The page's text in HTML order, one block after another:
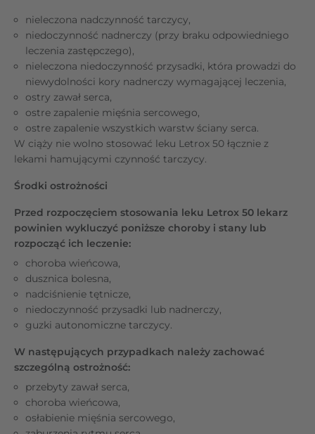
nieleczona nadczynność tarczycy,
niedoczynność nadnerczy (przy braku odpowiedniego
leczenia zastępczego),
nieleczona niedoczynność przysadki, która prowadzi do
niewydolności kory nadnerczy wymagającej leczenia,
ostry zawał serca,
ostre zapalenie mięśnia sercowego,
ostre zapalenie wszystkich warstw ściany serca.
W ciąży nie wolno stosować leku Letrox 50 łącznie z
lekami hamującymi czynność tarczycy.
Środki ostrożności
Przed rozpoczęciem stosowania leku Letrox 50 lekarz
powinien wykluczyć poniższe choroby i stany lub
rozpocząć ich leczenie:
choroba wieńcowa,
dusznica bolesna,
nadciśnienie tętnicze,
niedoczynność przysadki lub nadnerczy,
guzki autonomiczne tarczycy.
W następujących przypadkach należy zachować
szczególną ostrożność:
przebyty zawał serca,
choroba wieńcowa,
osłabienie mięśnia sercowego,